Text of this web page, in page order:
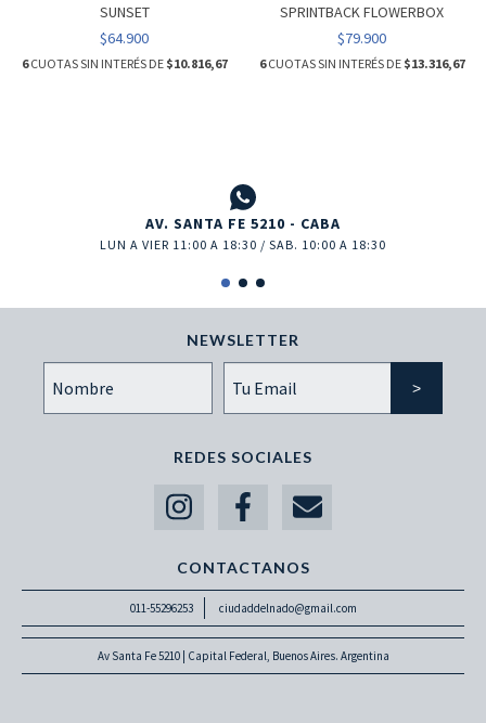
SUNSET
$64.900
6CUOTAS SIN INTERÉS DE $10.816,67
SPRINTBACK FLOWERBOX
$79.900
6CUOTAS SIN INTERÉS DE $13.316,67
AV. SANTA FE 5210 - CABA
LUN A VIER 11:00 A 18:30 / SAB. 10:00 A 18:30
NEWSLETTER
REDES SOCIALES
CONTACTANOS
011-55296253 ciudaddelnado@gmail.com
Av Santa Fe 5210 | Capital Federal, Buenos Aires. Argentina